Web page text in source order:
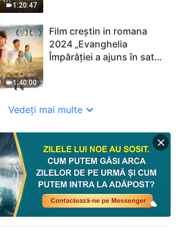
1:20:47
1:40:00
Film creștin in romana
2024 „Evanghelia
Împărăției a ajuns în satul
Vedeți mai multe